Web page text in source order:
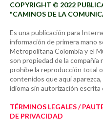
COPYRIGHT © 2022
"CAMINOS DE LA
Es una publicación para
información de primera mano
Metropolitana Colombia y el
son propiedad de la compañía
prohíbe la reproducción total
contenidos que aquí
idioma sin autorización escrita
TÉRMINOS LEGALES /
DE PRIVACIDAD